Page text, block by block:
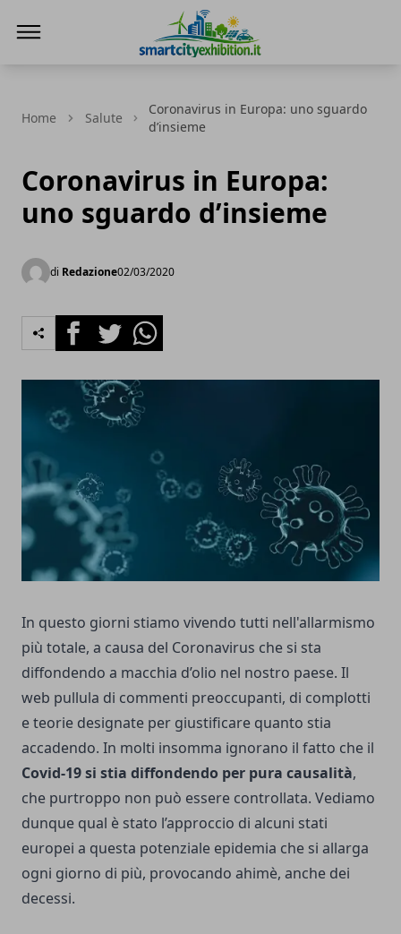
Home Salute
Coronavirus in Europa: uno sguardo
d’insieme
Coronavirus in Europa:
uno sguardo d’insieme
di Redazione02/03/2020
FacebookTwitterWhatsapp
In questo giorni stiamo vivendo tutti nell'allarmismo
più totale, a causa del Coronavirus che si sta
diffondendo a macchia d’olio nel nostro paese. Il
web pullula di commenti preoccupanti, di complotti
e teorie designate per giustificare quanto stia
accadendo. In molti insomma ignorano il fatto che il
Covid-19 si stia diffondendo per pura causalità,
che purtroppo non può essere controllata. Vediamo
dunque qual è stato l’approccio di alcuni stati
europei a questa potenziale epidemia che si allarga
ogni giorno di più, provocando ahimè, anche dei
decessi.